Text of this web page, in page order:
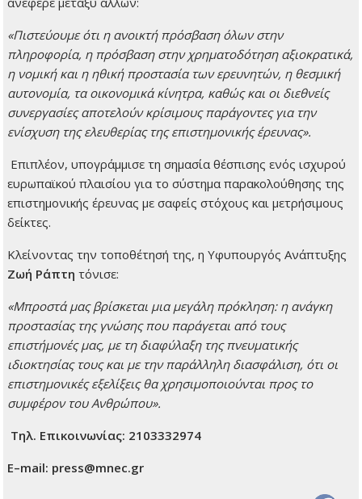
«Πιστεύουμε ότι η ανοικτή πρόσβαση όλων στην
πληροφορία, η πρόσβαση στην χρηματοδότηση αξιοκρατικά,
η νομική και η ηθική προστασία των ερευνητών, η θεσμική
αυτονομία, τα οικονομικά κίνητρα, καθώς και οι διεθνείς
συνεργασίες αποτελούν κρίσιμους παράγοντες για την
ενίσχυση της ελευθερίας της επιστημονικής έρευνας».
Επιπλέον, υπογράμμισε τη σημασία θέσπισης ενός ισχυρού
ευρωπαϊκού πλαισίου για το σύστημα παρακολούθησης της
επιστημονικής έρευνας με σαφείς στόχους και μετρήσιμους
δείκτες.
Κλείνοντας την τοποθέτησή της, η Υφυπουργός Ανάπτυξης
Ζωή Ράπτη τόνισε:
«Μπροστά μας βρίσκεται μια μεγάλη πρόκληση: η ανάγκη
προστασίας της γνώσης που παράγεται από τους
επιστήμονές μας, με τη διαφύλαξη της πνευματικής
ιδιοκτησίας τους και με την παράλληλη διασφάλιση, ότι οι
επιστημονικές εξελίξεις θα χρησιμοποιούνται προς το
συμφέρον του Ανθρώπου».
Τηλ. Επικοινωνίας: 2103332974
E–mail: press@mnec.gr